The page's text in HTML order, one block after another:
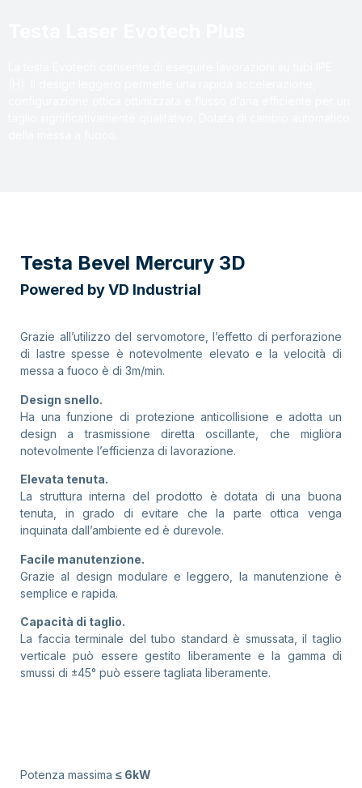
Testa Bevel Mercury 3D
Powered by VD Industrial
Grazie all’utilizzo del servomotore, l’effetto di perforazione
di lastre spesse è notevolmente elevato e la velocità di
messa a fuoco è di 3m/min.
Design snello.
Ha una funzione di protezione anticollisione e adotta un
design a trasmissione diretta oscillante, che migliora
notevolmente l’efficienza di lavorazione.
Elevata tenuta.
La struttura interna del prodotto è dotata di una buona
tenuta, in grado di evitare che la parte ottica venga
inquinata dall’ambiente ed è durevole.
Facile manutenzione.
Grazie al design modulare e leggero, la manutenzione è
semplice e rapida.
Capacità di taglio.
La faccia terminale del tubo standard è smussata, il taglio
verticale può essere gestito liberamente e la gamma di
smussi di ±45° può essere tagliata liberamente.
Potenza massima ≤ 6kW